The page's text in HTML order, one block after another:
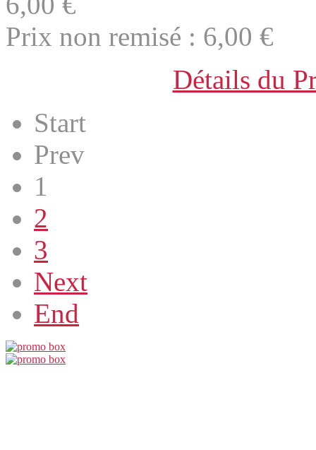
Prix non remisé : 6,00 €
Détails du
Start
Prev
1
2
3
Next
End